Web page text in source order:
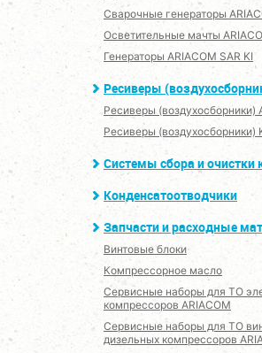
Сварочные генераторы
Осветительные мачты
Генераторы ARIACOM SAR KI
Ресиверы
Ресиверы (воздухосборники)
Ресиверы (воздухосборники)
Системы сбора и очистки
Конденсатоотводчики
Запчасти и расходные
Винтовые блоки
Компрессорное масло
Сервисные наборы для ТО
компрессоров ARIACOM
Сервисные наборы для ТО
дизельных компрессоров